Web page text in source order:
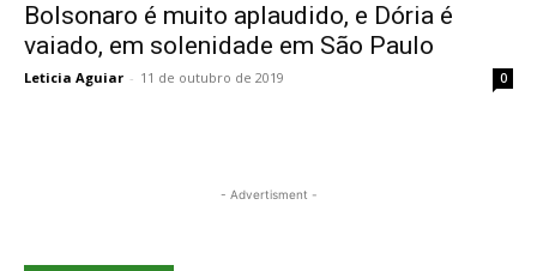
Bolsonaro é muito aplaudido, e Dória é
vaiado, em solenidade em São Paulo
Leticia Aguiar - 11 de outubro de 2019 0
- Advertisment -